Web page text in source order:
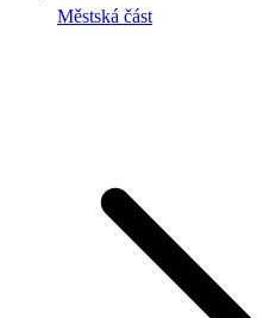
Městská část